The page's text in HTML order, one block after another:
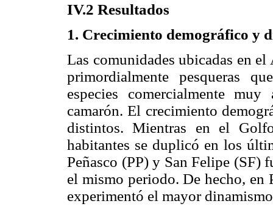
IV.2 Resultados
1. Crecimiento demográfico y
Las comunidades ubicadas en
primordialmente pesqueras
especies comercialmente
camarón. El crecimiento
distintos. Mientras en el
habitantes se duplicó en los
Peñasco (PP) y San Felipe (SF)
el mismo periodo. De hecho, en
experimentó el mayor